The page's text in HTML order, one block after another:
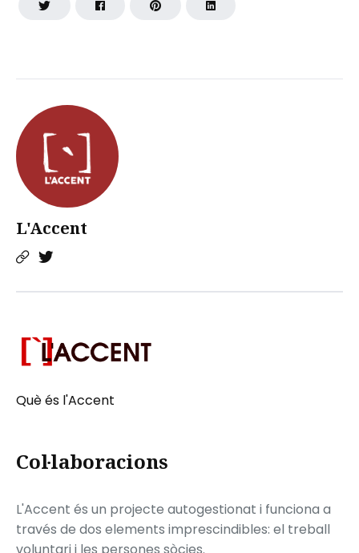
L'Accent
Què és l'Accent
Col·laboracions
L'Accent és un projecte autogestionat i funciona a
través de dos elements imprescindibles: el treball